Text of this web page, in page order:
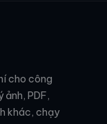
cho công
PDF,
khác, chạy